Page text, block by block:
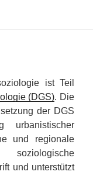
ist Teil
(DGS). Die
der DGS
urbanistischer
und regionale
und unterstützt